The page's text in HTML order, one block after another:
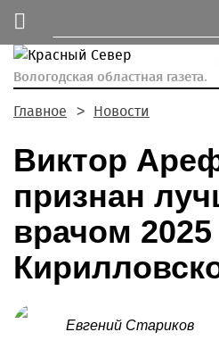
Вологодская областная газета.
Главное Новости
Виктор
признан
врачом 2025
Евгений Стариков